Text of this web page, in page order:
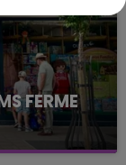
FERME
ville